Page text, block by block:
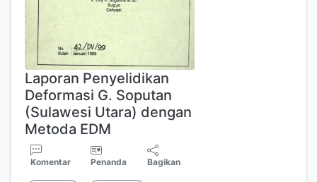
Laporan Penyelidikan
Deformasi G. Soputan
(Sulawesi Utara) dengan
Metoda EDM
Komentar Penanda Bagikan